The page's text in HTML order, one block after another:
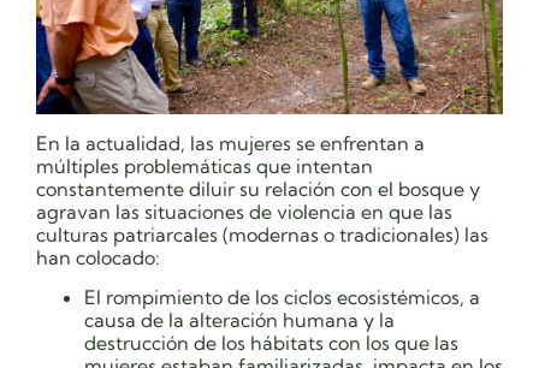
En la actualidad, las mujeres se enfrentan a
múltiples problemáticas que intentan
constantemente diluir su relación con el bosque y
agravan las situaciones de violencia en que las
culturas patriarcales (modernas o tradicionales) las
han colocado:
El rompimiento de los ciclos ecosistémicos, a
causa de la alteración humana y la
destrucción de los hábitats con los que las